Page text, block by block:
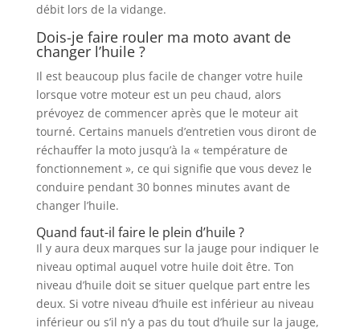
débit lors de la vidange.
Dois-je faire rouler ma moto avant de
changer l’huile ?
Il est beaucoup plus facile de changer votre huile
lorsque votre moteur est un peu chaud, alors
prévoyez de commencer après que le moteur ait
tourné. Certains manuels d’entretien vous diront de
réchauffer la moto jusqu’à la « température de
fonctionnement », ce qui signifie que vous devez le
conduire pendant 30 bonnes minutes avant de
changer l’huile.
Quand faut-il faire le plein d’huile ?
Il y aura deux marques sur la jauge pour indiquer le
niveau optimal auquel votre huile doit être. Ton
niveau d’huile doit se situer quelque part entre les
deux. Si votre niveau d’huile est inférieur au niveau
inférieur ou s’il n’y a pas du tout d’huile sur la jauge,